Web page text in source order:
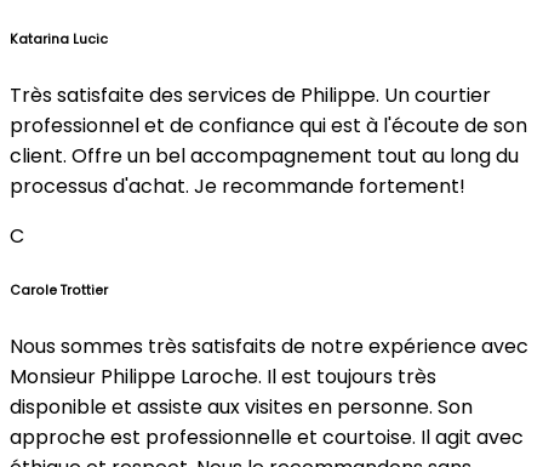
Katarina Lucic
Très satisfaite des services de Philippe. Un courtier
professionnel et de confiance qui est à l'écoute de son
client. Offre un bel accompagnement tout au long du
processus d'achat. Je recommande fortement!
C
Carole Trottier
Nous sommes très satisfaits de notre expérience avec
Monsieur Philippe Laroche. Il est toujours très
disponible et assiste aux visites en personne. Son
approche est professionnelle et courtoise. Il agit avec